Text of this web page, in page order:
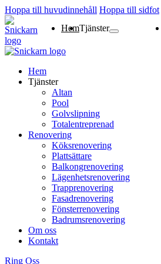
Hoppa till huvudinnehåll Hoppa till sidfot
HemTjänsterAltan
Pool
Golvslipning
Totalentreprenad
Hem
Tjänster
Altan
Pool
Golvslipning
Totalentreprenad
Renovering
Köksrenovering
Plattsättare
Balkongrenovering
Lägenhetsrenovering
Trapprenovering
Fasadrenovering
Fönsterrenovering
Badrumsrenovering
Om oss
Kontakt
Ring Oss